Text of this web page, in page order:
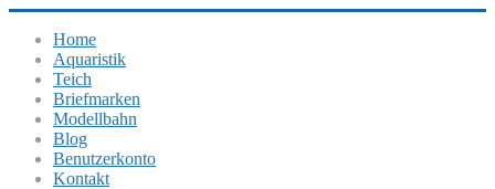
Home
Aquaristik
Teich
Briefmarken
Modellbahn
Blog
Benutzerkonto
Kontakt